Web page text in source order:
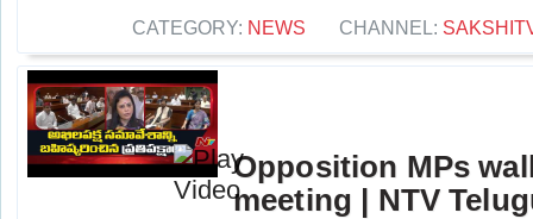
CATEGORY: NEWS CHANNEL:
Opposition MPs
meeting | NTV